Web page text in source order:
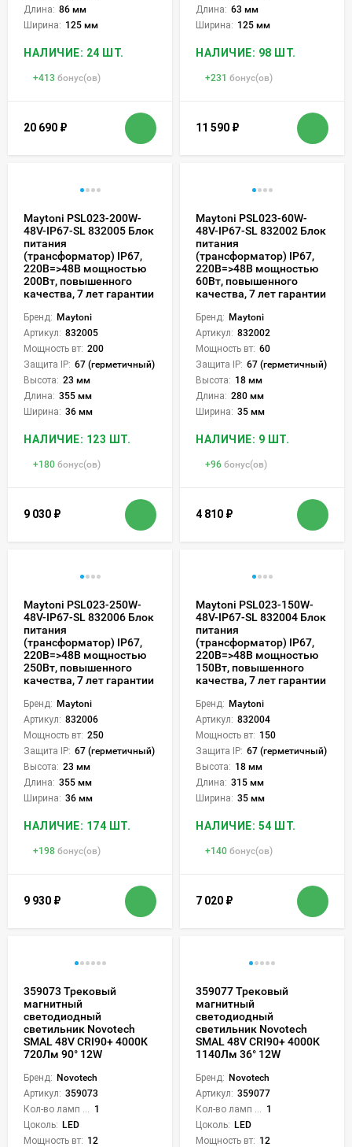
Длина: 86 мм
Ширина: 125 мм
НАЛИЧИЕ: 24 ШТ.
+413 бонус(ов)
20 690 ₽
Длина: 63 мм
Ширина: 125 мм
НАЛИЧИЕ: 98 ШТ.
+231 бонус(ов)
11 590 ₽
Maytoni PSL023-200W-
48V-IP67-SL 832005 Блок
питания
(трансформатор) IP67,
220В=>48В мощностью
200Вт, повышенного
качества, 7 лет гарантии
Бренд: Maytoni
Артикул: 832005
Мощность вт: 200
Защита IP: 67 (герметичный)
Высота: 23 мм
Длина: 355 мм
Ширина: 36 мм
НАЛИЧИЕ: 123 ШТ.
+180 бонус(ов)
9 030 ₽
Maytoni PSL023-60W-
48V-IP67-SL 832002 Блок
питания
(трансформатор) IP67,
220В=>48В мощностью
60Вт, повышенного
качества, 7 лет гарантии
Бренд: Maytoni
Артикул: 832002
Мощность вт: 60
Защита IP: 67 (герметичный)
Высота: 18 мм
Длина: 280 мм
Ширина: 35 мм
НАЛИЧИЕ: 9 ШТ.
+96 бонус(ов)
4 810 ₽
Maytoni PSL023-250W-
48V-IP67-SL 832006 Блок
питания
(трансформатор) IP67,
220В=>48В мощностью
250Вт, повышенного
качества, 7 лет гарантии
Бренд: Maytoni
Артикул: 832006
Мощность вт: 250
Защита IP: 67 (герметичный)
Высота: 23 мм
Длина: 355 мм
Ширина: 36 мм
НАЛИЧИЕ: 174 ШТ.
+198 бонус(ов)
9 930 ₽
Maytoni PSL023-150W-
48V-IP67-SL 832004 Блок
питания
(трансформатор) IP67,
220В=>48В мощностью
150Вт, повышенного
качества, 7 лет гарантии
Бренд: Maytoni
Артикул: 832004
Мощность вт: 150
Защита IP: 67 (герметичный)
Высота: 18 мм
Длина: 315 мм
Ширина: 35 мм
НАЛИЧИЕ: 54 ШТ.
+140 бонус(ов)
7 020 ₽
359073 Трековый
магнитный
светодиодный
светильник Novotech
SMAL 48V CRI90+ 4000К
720Лм 90° 12W
Бренд: Novotech
Артикул: 359073
1
Цоколь: LED
Мощность вт: 12
359077 Трековый
магнитный
светодиодный
светильник Novotech
SMAL 48V CRI90+ 4000К
1140Лм 36° 12W
Бренд: Novotech
Артикул: 359077
1
Цоколь: LED
Мощность вт: 12